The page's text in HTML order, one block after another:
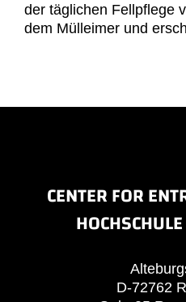
der täglichen Fellpflege
dem Mülleimer und
CENTER FOR
D-72762